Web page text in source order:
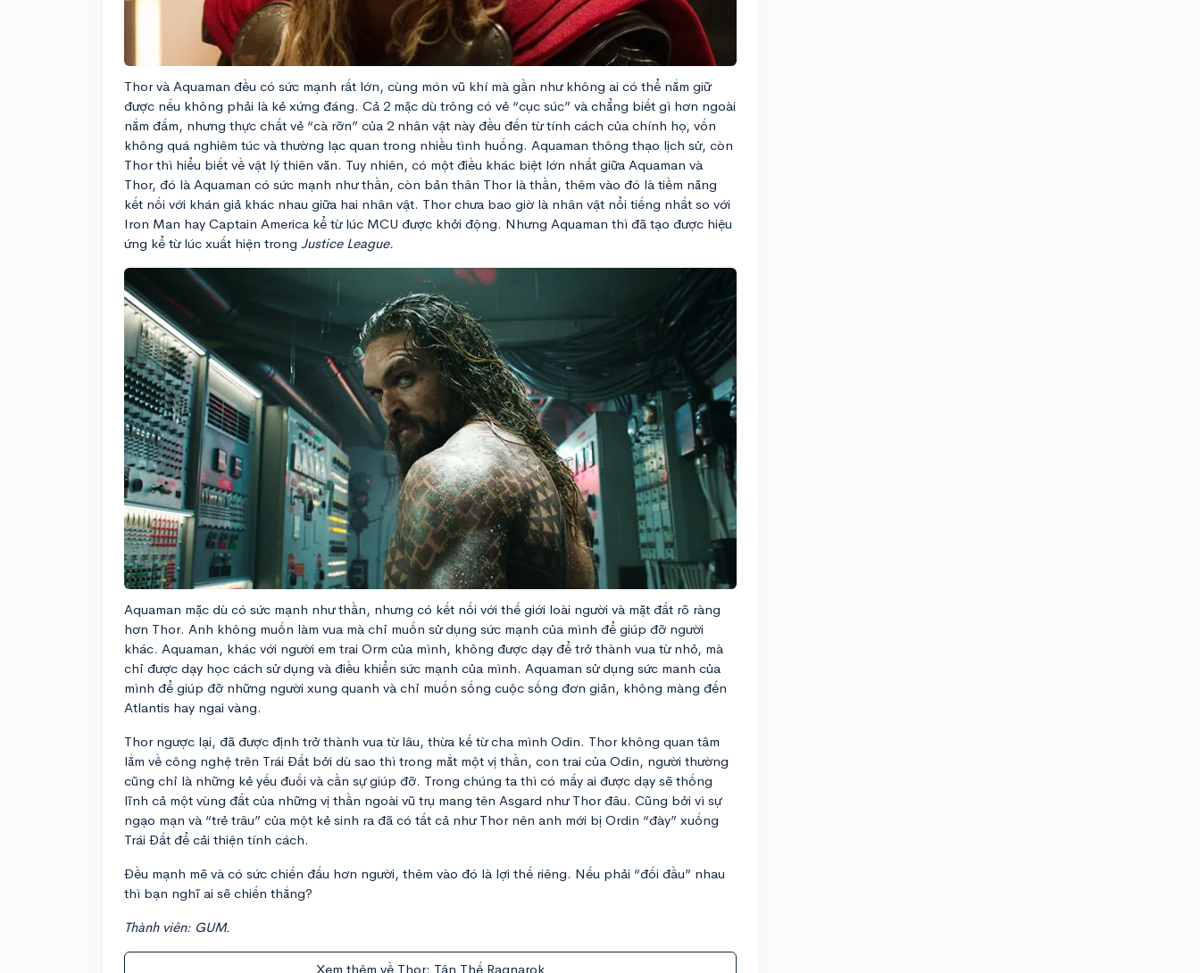
Thor và Aquaman đều có sức mạnh rất lớn, cùng món vũ khí mà gần như không ai có thể nắm giữ
được nếu không phải là kẻ xứng đáng. Cả 2 mặc dù trông có vẻ “cục súc” và chẳng biết gì hơn ngoài
nắm đấm, nhưng thực chất vẻ “cà rỡn” của 2 nhân vật này đều đến từ tính cách của chính họ, vốn
không quá nghiêm túc và thường lạc quan trong nhiều tình huống. Aquaman thông thạo lịch sử, còn
Thor thì hiểu biết về vật lý thiên văn. Tuy nhiên, có một điều khác biệt lớn nhất giữa Aquaman và
Thor, đó là Aquaman có sức mạnh như thần, còn bản thân Thor là thần, thêm vào đó là tiềm năng
kết nối với khán giả khác nhau giữa hai nhân vật. Thor chưa bao giờ là nhân vật nổi tiếng nhất so với
Iron Man hay Captain America kể từ lúc MCU được khởi động. Nhưng Aquaman thì đã tạo được hiệu
ứng kể từ lúc xuất hiện trong Justice League.
Aquaman mặc dù có sức mạnh như thần, nhưng có kết nối với thế giới loài người và mặt đất rõ ràng
hơn Thor. Anh không muốn làm vua mà chỉ muốn sử dụng sức mạnh của mình để giúp đỡ người
khác. Aquaman, khác với người em trai Orm của mình, không được dạy để trở thành vua từ nhỏ, mà
chỉ được dạy học cách sử dụng và điều khiển sức mạnh của mình. Aquaman sử dụng sức manh của
mình để giúp đỡ những người xung quanh và chỉ muốn sống cuộc sống đơn giản, không màng đến
Atlantis hay ngai vàng.
Thor ngược lại, đã được định trở thành vua từ lâu, thừa kế từ cha mình Odin. Thor không quan tâm
lắm về công nghệ trên Trái Đất bởi dù sao thì trong mắt một vị thần, con trai của Odin, người thường
cũng chỉ là những kẻ yếu đuối và cần sự giúp đỡ. Trong chúng ta thì có mấy ai được dạy sẽ thống
lĩnh cả một vùng đất của những vị thần ngoài vũ trụ mang tên Asgard như Thor đâu. Cũng bởi vì sự
ngạo mạn và “trẻ trâu” của một kẻ sinh ra đã có tất cả như Thor nên anh mới bị Ordin “đày” xuống
Trái Đất để cải thiện tính cách.
Đều mạnh mẽ và có sức chiến đấu hơn người, thêm vào đó là lợi thế riêng. Nếu phải “đối đầu” nhau
thì bạn nghĩ ai sẽ chiến thắng?
Thành viên: GUM.
Xem thêm về Thor: Tận Thế Ragnarok